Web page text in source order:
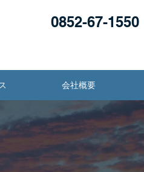
0852-67-1550
会社概要